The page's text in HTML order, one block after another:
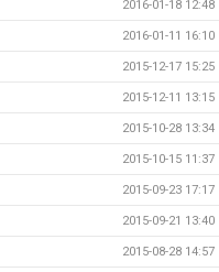
2016-01-18 12:48
2016-01-11 16:10
2015-12-17 15:25
2015-12-11 13:15
2015-10-28 13:34
2015-10-15 11:37
2015-09-23 17:17
2015-09-21 13:40
2015-08-28 14:57